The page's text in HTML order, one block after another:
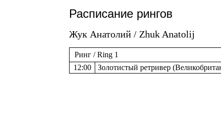
Расписание рингов
Жук Анатолий / Zhuk Anatolij
Ринг / Ring 1
12:00
Золотистый ретривер